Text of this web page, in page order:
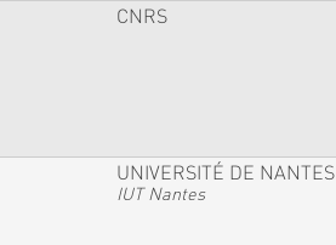
CNRS
UNIVERSITÉ DE NANTES
IUT Nantes